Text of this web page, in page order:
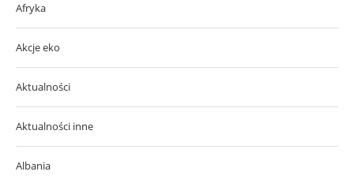
Afryka
Akcje eko
Aktualności
Aktualności inne
Albania